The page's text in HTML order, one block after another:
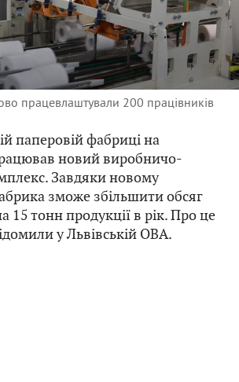
працевлаштували 200 працівників
паперовій фабриці на
новий виробничо-
Завдяки новому
зможе збільшити обсяг
15 тонн продукції в рік. Про це
у Львівській ОВА.